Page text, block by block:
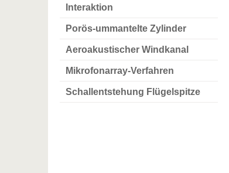
Interaktion
Porös-ummantelte Zylinder
Aeroakustischer Windkanal
Mikrofonarray-Verfahren
Schallentstehung Flügelspitze